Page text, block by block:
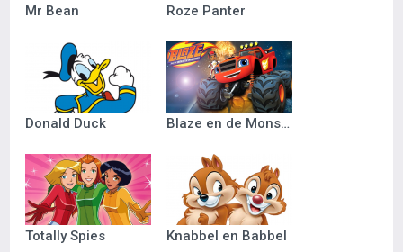
Mr Bean Roze Panter
Donald Duck Blaze en de Monsterwielen
Totally Spies Knabbel en Babbel